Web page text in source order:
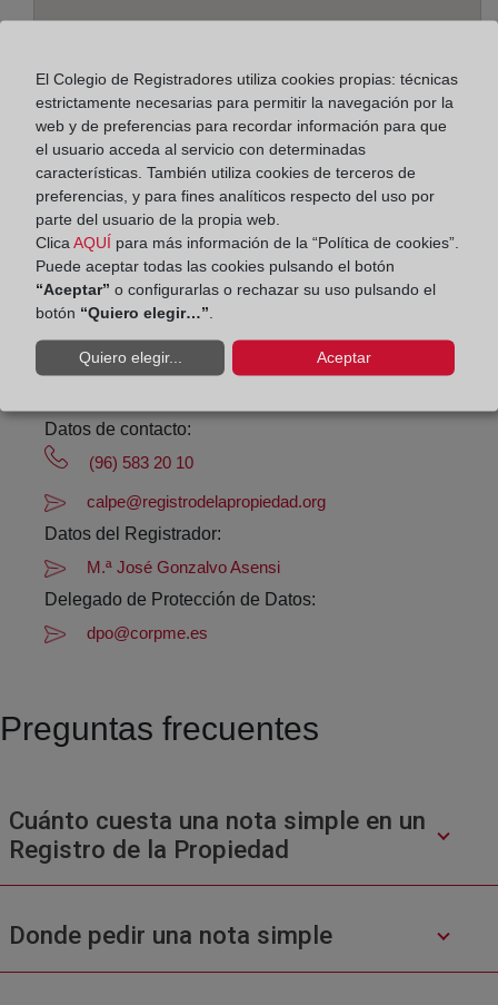
Dirección:
Avenida Ejércitos Españoles, 16, Edif. Albamar,
bajo, 3710
Horario:
De lunes a viernes de 09:00 a 17:00 horas
Agosto: De lunes a viernes de 09:00 a 14:00 horas
Los días 24 y 31 de diciembre de 09:00 a 14:00
horas
Datos de contacto:
(96) 583 20 10
calpe@registrodelapropiedad.org
Datos del Registrador:
M.ª José Gonzalvo Asensi
Delegado de Protección de Datos:
dpo@corpme.es
Preguntas frecuentes
Cuánto cuesta una nota simple en un
Registro de la Propiedad
Donde pedir una nota simple
El Colegio de Registradores utiliza cookies propias: técnicas
estrictamente necesarias para permitir la navegación por la
web y de preferencias para recordar información para que
el usuario acceda al servicio con determinadas
características. También utiliza cookies de terceros de
preferencias, y para fines analíticos respecto del uso por
parte del usuario de la propia web.
Clica AQUÍ para más información de la “Política de cookies”.
Puede aceptar todas las cookies pulsando el botón
“Aceptar” o configurarlas o rechazar su uso pulsando el
botón “Quiero elegir…”
Quiero elegir... Aceptar